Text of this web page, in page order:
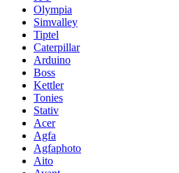
Olympia
Simvalley
Tiptel
Caterpillar
Arduino
Boss
Kettler
Tonies
Stativ
Acer
Agfa
Agfaphoto
Aito